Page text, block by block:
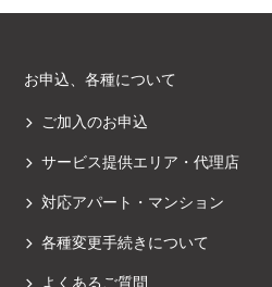
お申込、各種について
ご加入のお申込
サービス提供エリア・代理店
対応アパート・マンション
各種変更手続きについて
よくあるご質問